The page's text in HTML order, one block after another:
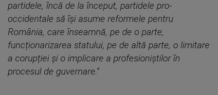
partidele, încă de la început, partidele pro-
occidentale să își asume reformele pentru
România, care înseamnă, pe de o parte,
funcționarizarea statului, pe de altă parte, o limitare
a corupției și o implicare a profesioniștilor în
procesul de guvernare.”